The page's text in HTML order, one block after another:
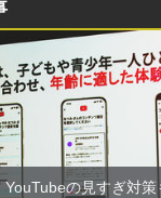
YouTubeの見すぎ対